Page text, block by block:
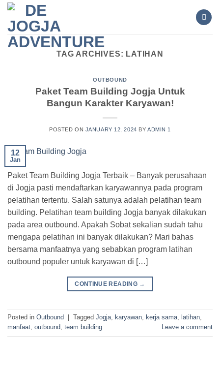
Skip
content
TAG ARCHIVES: LATIHAN
OUTBOUND
Paket Team Building Jogja Untuk
Bangun Karakter Karyawan!
POSTED ON JANUARY 12, 2024 BY ADMIN 1
12
Jan
Paket Team Building Jogja Terbaik – Banyak perusahaan
di Jogja pasti mendaftarkan karyawannya pada program
pelatihan tertentu. Salah satunya adalah pelatihan team
building. Pelatihan team building Jogja banyak dilakukan
pada area outbound. Apakah Sobat sekalian sudah tahu
mengapa pelatihan ini banyak dilakukan? Mari bahas
bersama manfaatnya yang sebabkan program latihan
outbound populer untuk karyawan di […]
CONTINUE READING →
Posted in Outbound Tagged Jogja, karyawan, kerja sama, latihan,
manfaat, outbound, team building Leave a comment